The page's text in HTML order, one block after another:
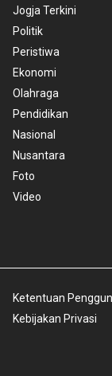
Jogja Terkini
Politik
Peristiwa
Ekonomi
Olahraga
Pendidikan
Nasional
Nusantara
Foto
Video
Ketentuan
Kebijakan Privasi